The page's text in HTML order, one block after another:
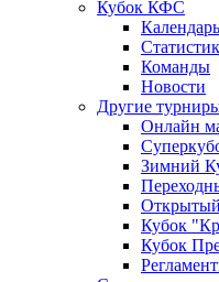
Кубок КФС
Команды
Новости
Другие
Онлайн
Зимний
Кубок
Кубок